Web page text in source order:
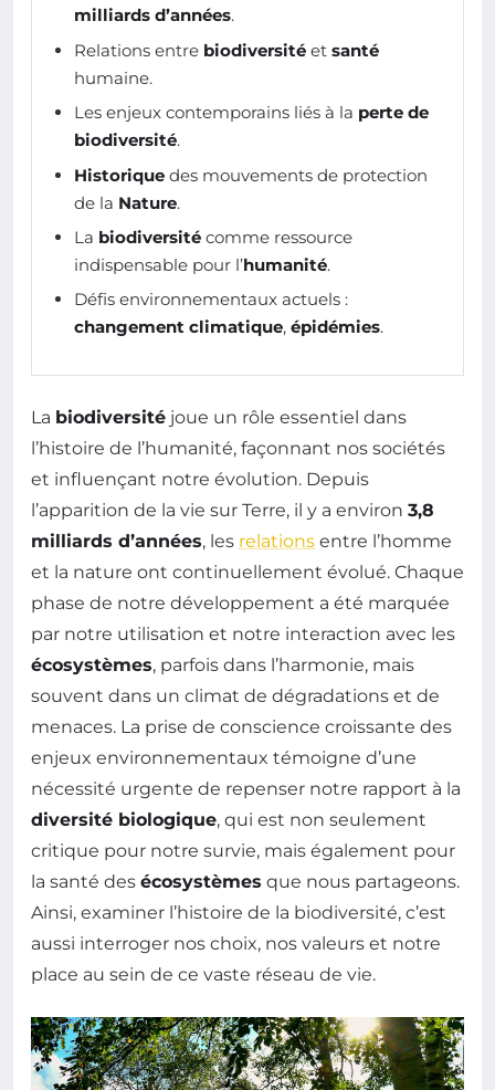
milliards d’années.
Relations entre biodiversité et santé
humaine.
Les enjeux contemporains liés à la perte de
biodiversité.
Historique des mouvements de protection
de la Nature.
La biodiversité comme ressource
indispensable pour l’humanité.
Défis environnementaux actuels :
changement climatique, épidémies.
La biodiversité joue un rôle essentiel dans
l’histoire de l’humanité, façonnant nos sociétés
et influençant notre évolution. Depuis
l’apparition de la vie sur Terre, il y a environ 3,8
milliards d’années, les relations entre l’homme
et la nature ont continuellement évolué. Chaque
phase de notre développement a été marquée
par notre utilisation et notre interaction avec les
écosystèmes, parfois dans l’harmonie, mais
souvent dans un climat de dégradations et de
menaces. La prise de conscience croissante des
enjeux environnementaux témoigne d’une
nécessité urgente de repenser notre rapport à la
diversité biologique, qui est non seulement
critique pour notre survie, mais également pour
la santé des écosystèmes que nous partageons.
Ainsi, examiner l’histoire de la biodiversité, c’est
aussi interroger nos choix, nos valeurs et notre
place au sein de ce vaste réseau de vie.